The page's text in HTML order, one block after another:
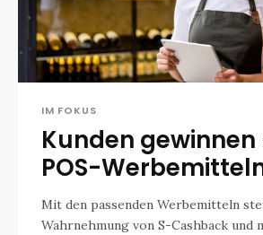
IM FOKUS
Kunden
POS-
Mit den passenden Werbemitteln
Wahrnehmung von S-Cashback und